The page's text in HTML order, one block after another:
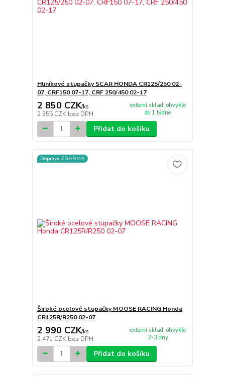
Hliníkové stupačky SCAR HONDA CR125/250 02-
07, CRF150 07-17, CRF 250/450 02-17
2 850 CZK/ks
2 355 CZK bez DPH
externí sklad, obvykle
do 1 týdne
Přidat do košíku
Doprava ZDARMA
Široké ocelové stupačky MOOSE RACING Honda
CR125R/R250 02-07
2 990 CZK/ks
2 471 CZK bez DPH
externí sklad, obvykle
2-3 dny
Přidat do košíku